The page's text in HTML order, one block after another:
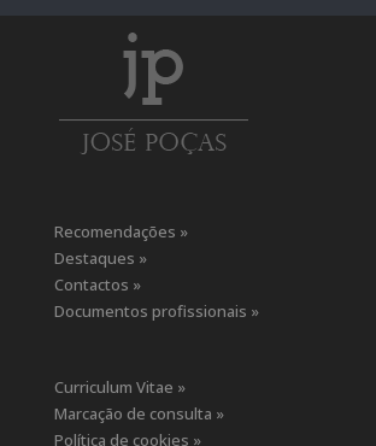
Recomendações »
Destaques »
Contactos »
Documentos profissionais »
Curriculum Vitae »
Marcação de consulta »
Política de cookies »